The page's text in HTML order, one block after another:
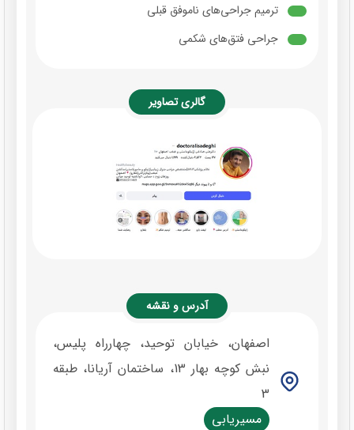
ترمیم جراحی‌های ناموفق قبلی
جراحی فتق‌های شکمی
گالری تصاویر
آدرس و نقشه
اصفهان، خیابان توحید، چهارراه پلیس،
نبش کوچه بهار 13، ساختمان آریانا، طبقه
3
مسیریابی